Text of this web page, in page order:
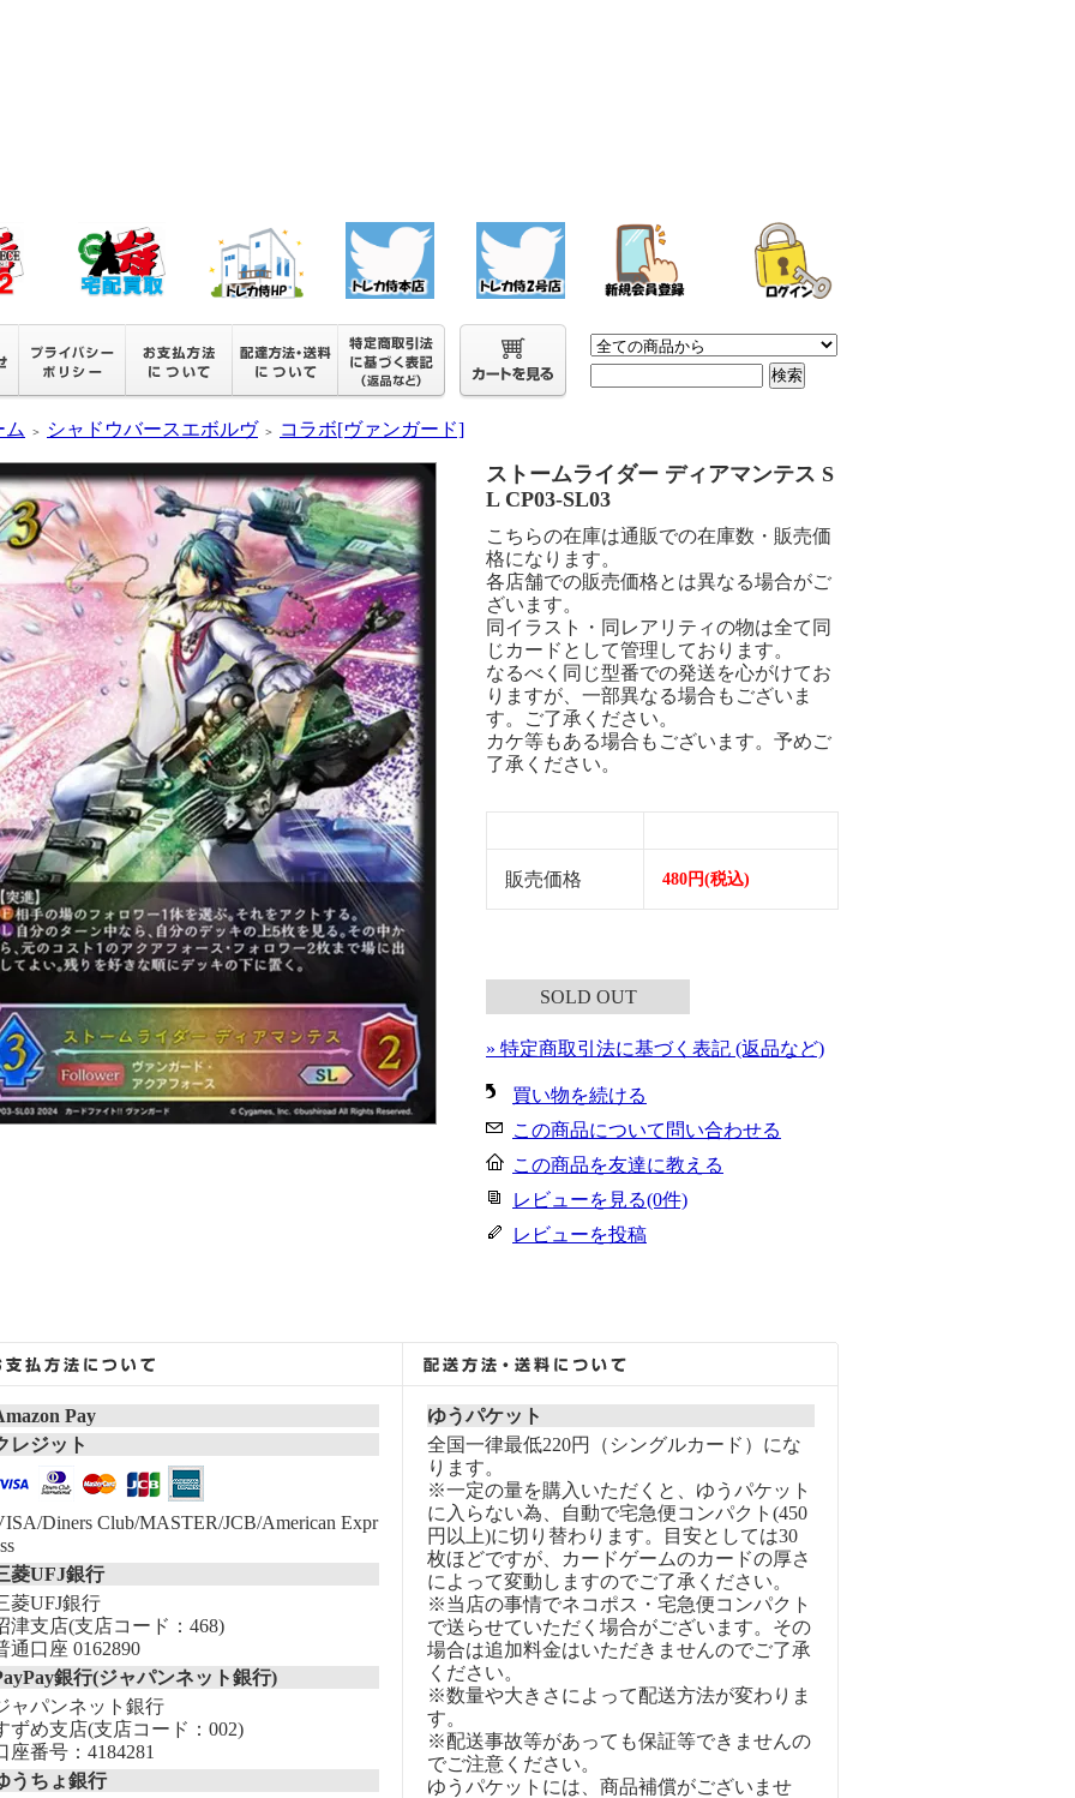
ム ＞ シャドウバースエボルヴ ＞ コラボ[ヴァンガード]
ストームライダー ディアマンテス S
L CP03-SL03
こちらの在庫は通販での在庫数・販売価
格になります。
各店舗での販売価格とは異なる場合がご
ざいます。
同イラスト・同レアリティの物は全て同
じカードとして管理しております。
なるべく同じ型番での発送を心がけてお
りますが、一部異なる場合もございま
す。ご了承ください。
カケ等もある場合もございます。予めご
了承ください。
販売価格 480円(税込)
SOLD OUT
» 特定商取引法に基づく表記 (返品など)
買い物を続ける
この商品について問い合わせる
この商品を友達に教える
レビューを見る(0件)
レビューを投稿
Pay
レジット
Diners Club/MASTER/JCB/American Expr
菱UFJ銀行
菱UFJ銀行
津支店(支店コード：468)
通口座 0162890
銀行(ジャパンネット銀行)
ャパンネット銀行
ずめ支店(支店コード：002)
座番号：4184281
うちょ銀行
ゆうパケット
全国一律最低220円（シングルカード）にな
ります。
※一定の量を購入いただくと、ゆうパケット
に入らない為、自動で宅急便コンパクト(450
円以上)に切り替わります。目安としては30
枚ほどですが、カードゲームのカードの厚さ
によって変動しますのでご了承ください。
※当店の事情でネコポス・宅急便コンパクト
で送らせていただく場合がございます。その
場合は追加料金はいただきませんのでご了承
ください。
※数量や大きさによって配送方法が変わりま
す。
※配送事故等があっても保証等できませんの
でご注意ください。
ゆうパケットには、商品補償がございませ